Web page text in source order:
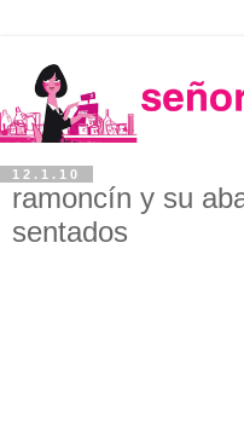
12.1.10
ramoncín y su
sentados